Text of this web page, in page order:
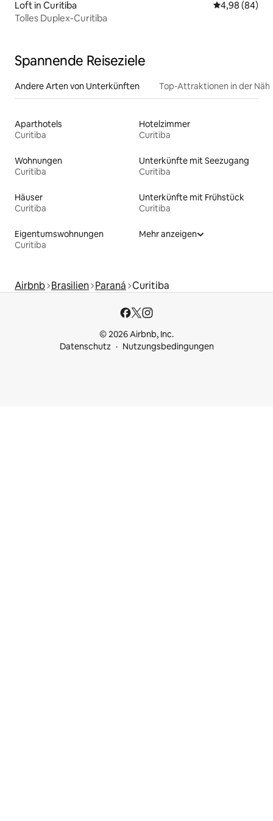
Loft in Curitiba
4,98 (84)
Tolles Duplex-Curitiba
Spannende Reiseziele
Andere Arten von Unterkünften Top-Attraktionen in der
Aparthotels
Curitiba
Hotelzimmer
Curitiba
Wohnungen
Curitiba
Unterkünfte mit Seezugang
Curitiba
Häuser
Curitiba
Unterkünfte mit Frühstück
Curitiba
Eigentumswohnungen
Curitiba
Mehr anzeigen
Airbnb Brasilien Paraná Curitiba
© 2026 Airbnb, Inc.
Datenschutz
Nutzungsbedingungen